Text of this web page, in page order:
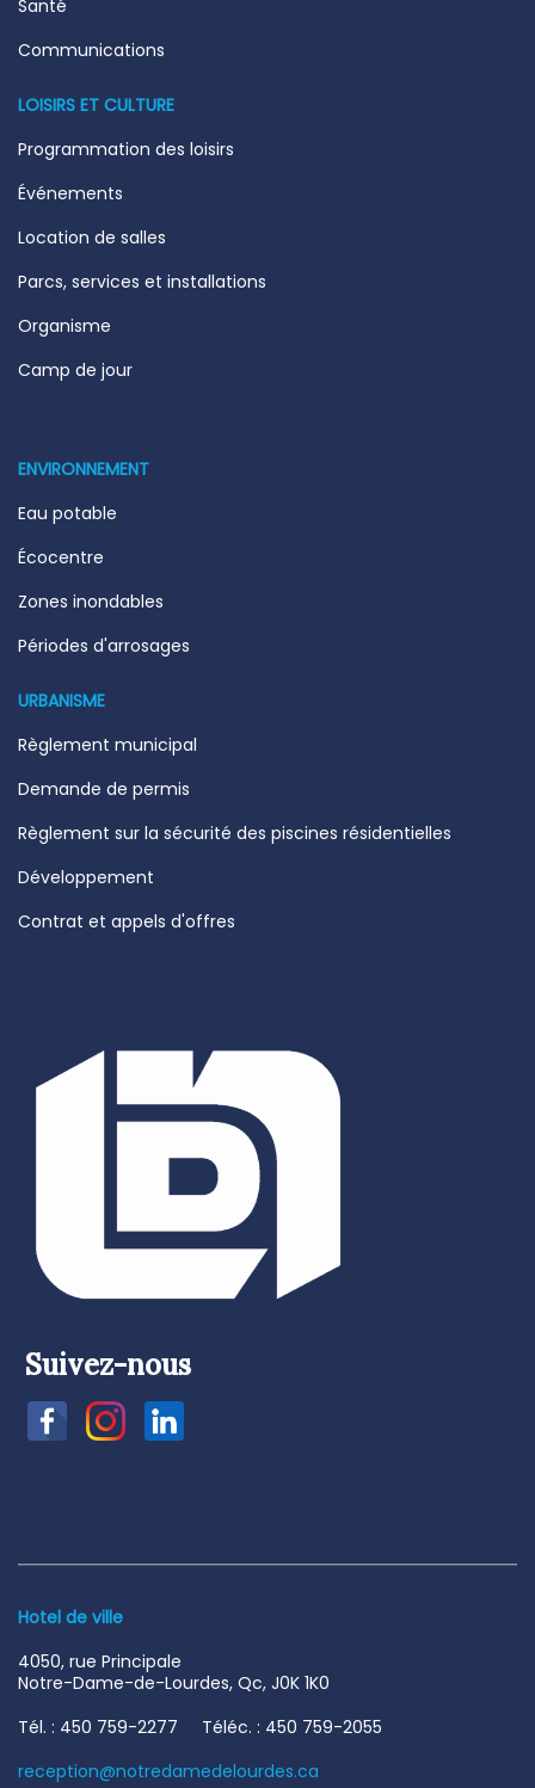
Santé
Communications
LOISIRS ET CULTURE
Programmation des loisirs
Événements
Location de salles
Parcs, services et installations
Organisme
Camp de jour
ENVIRONNEMENT
Eau potable
Écocentre
Zones inondables
Périodes d'arrosages
URBANISME
Règlement municipal
Demande de permis
Règlement sur la sécurité des piscines résidentielles
Développement
Contrat et appels d'offres
Suivez-nous
Hotel de ville
4050, rue Principale
Notre-Dame-de-Lourdes, Qc, J0K 1K0
Tél. : 450 759-2277 Téléc. : 450 759-2055
reception@notredamedelourdes.ca